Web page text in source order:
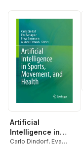
Artificial
Intelligence in
Sports, Movement,
Carlo Dindorf, Eva